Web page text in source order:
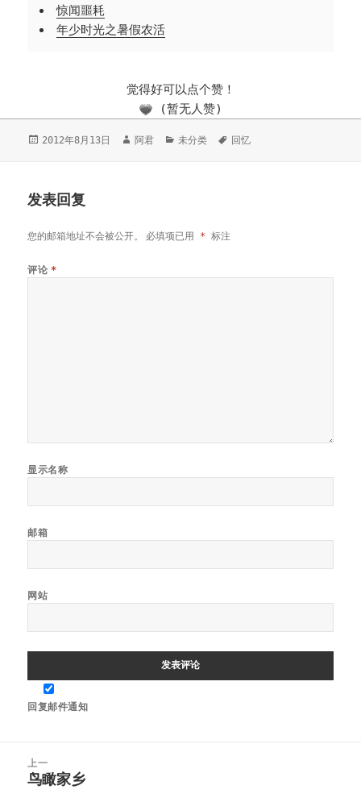
惊闻噩耗
年少时光之暑假农活
觉得好可以点个赞！
(暂无人赞)
发
2012年8月13日
作
阿君
分
未分类
标
回忆
发表回复
您的邮箱地址不会被公开。 必填项已用 * 标注
评论 *
显示名称
邮箱
网站
回复邮件通知
上一
上
鸟瞰家乡